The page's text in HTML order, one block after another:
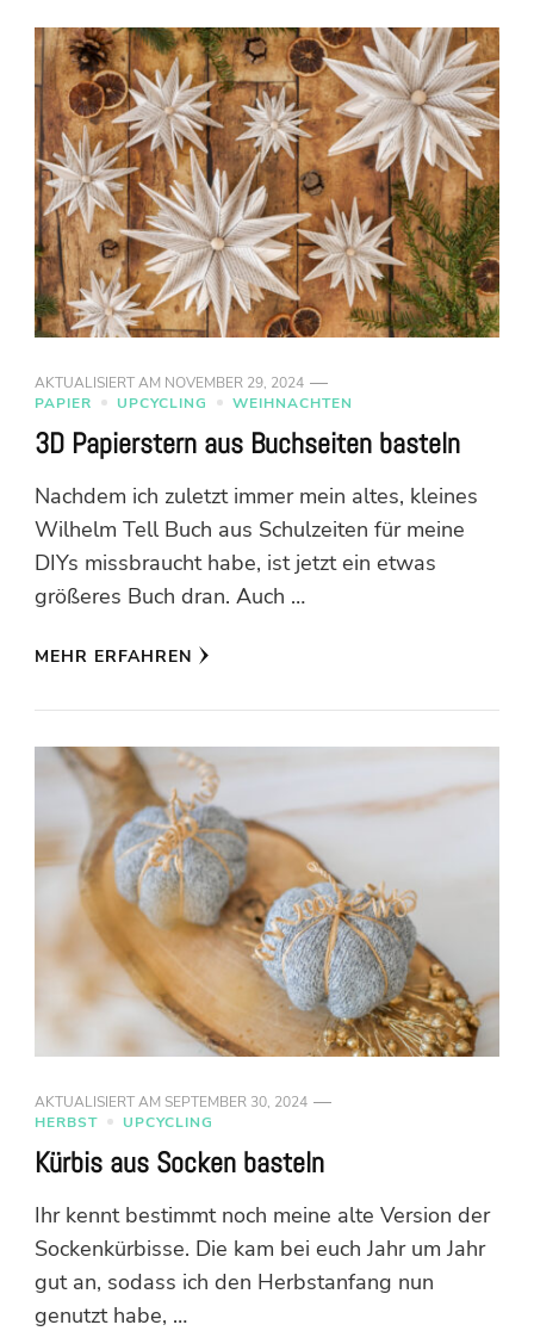
AKTUALISIERT AM NOVEMBER 29, 2024
PAPIER
UPCYCLING WEIHNACHTEN
3D Papierstern aus Buchseiten basteln
Nachdem ich zuletzt immer mein altes, kleines
Wilhelm Tell Buch aus Schulzeiten für meine
DIYs missbraucht habe, ist jetzt ein etwas
größeres Buch dran. Auch …
MEHR ERFAHREN
AKTUALISIERT AM SEPTEMBER 30, 2024
HERBST
UPCYCLING
Kürbis aus Socken basteln
Ihr kennt bestimmt noch meine alte Version der
Sockenkürbisse. Die kam bei euch Jahr um Jahr
gut an, sodass ich den Herbstanfang nun
genutzt habe, …